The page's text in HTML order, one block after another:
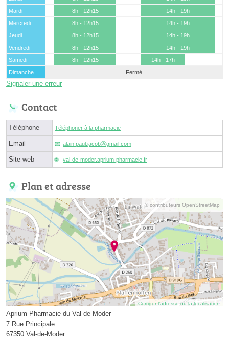
Mardi
8h - 12h15
14h - 19h
Mercredi
8h - 12h15
14h - 19h
Jeudi
8h - 12h15
14h - 19h
Vendredi
8h - 12h15
14h - 19h
Samedi
8h - 12h15
14h - 17h
Dimanche
Fermé
Signaler une erreur
Contact
Téléphone Téléphoner à la pharmacie
Email alain.paul.jacobⓐgmail.com
Site web val-de-moder.aprium-pharmacie.fr
Plan et adresse
© contributeurs OpenStreetMap
Corriger l’adresse ou la localisation
Aprium Pharmacie du Val de Moder
7 Rue Principale
67350 Val-de-Moder